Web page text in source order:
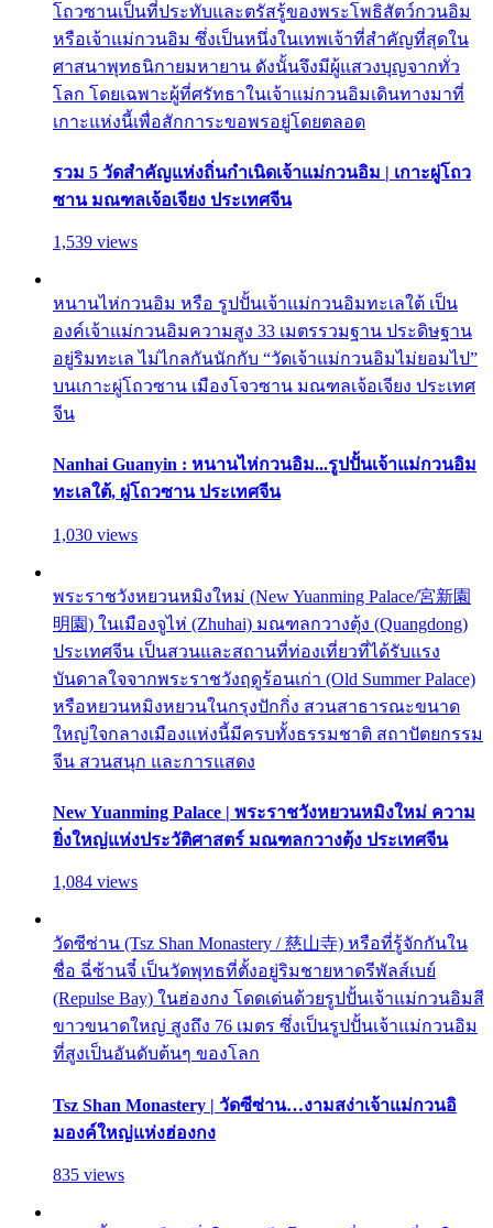
โถวซานเป็นที่ประทับและตรัสรู้ของพระโพธิสัตว์กวนอิม
หรือเจ้าแม่กวนอิม ซึ่งเป็นหนึ่งในเทพเจ้าที่สำคัญที่สุดใน
ศาสนาพุทธนิกายมหายาน ดังนั้นจึงมีผู้แสวงบุญจากทั่ว
โลก โดยเฉพาะผู้ที่ศรัทธาในเจ้าแม่กวนอิมเดินทางมาที่
เกาะแห่งนี้เพื่อสักการะขอพรอยู่โดยตลอด
รวม 5 วัดสำคัญแห่งถิ่นกำเนิดเจ้าแม่กวนอิม | เกาะผู่โถว
ซาน มณฑลเจ้อเจียง ประเทศจีน
1,539 views
หนานไห่กวนอิม หรือ รูปปั้นเจ้าแม่กวนอิมทะเลใต้ เป็น
องค์เจ้าแม่กวนอิมความสูง 33 เมตรรวมฐาน ประดิษฐาน
อยู่ริมทะเล ไม่ไกลกันนักกับ “วัดเจ้าแม่กวนอิมไม่ยอมไป”
บนเกาะผู่โถวซาน เมืองโจวซาน มณฑลเจ้อเจียง ประเทศ
จีน
Nanhai Guanyin : หนานไห่กวนอิม...รูปปั้นเจ้าแม่กวนอิม
ทะเลใต้, ผู่โถวซาน ประเทศจีน
1,030 views
พระราชวังหยวนหมิงใหม่ (New Yuanming Palace/宮新園
明園) ในเมืองจูไห่ (Zhuhai) มณฑลกวางตุ้ง (Quangdong)
ประเทศจีน เป็นสวนและสถานที่ท่องเที่ยวที่ได้รับแรง
บันดาลใจจากพระราชวังฤดูร้อนเก่า (Old Summer Palace)
หรือหยวนหมิงหยวนในกรุงปักกิ่ง สวนสาธารณะขนาด
ใหญ่ใจกลางเมืองแห่งนี้มีครบทั้งธรรมชาติ สถาปัตยกรรม
จีน สวนสนุก และการแสดง
New Yuanming Palace | พระราชวังหยวนหมิงใหม่ ความ
ยิ่งใหญ่แห่งประวัติศาสตร์ มณฑลกวางตุ้ง ประเทศจีน
1,084 views
วัดซีซ่าน (Tsz Shan Monastery / 慈山寺) หรือที่รู้จักกันใน
ชื่อ ฉี่ซ้านจี๋ เป็นวัดพุทธที่ตั้งอยู่ริมชายหาดรีพัลส์เบย์
(Repulse Bay) ในฮ่องกง โดดเด่นด้วยรูปปั้นเจ้าแม่กวนอิมสี
ขาวขนาดใหญ่ สูงถึง 76 เมตร ซึ่งเป็นรูปปั้นเจ้าแม่กวนอิม
ที่สูงเป็นอันดับต้นๆ ของโลก
Tsz Shan Monastery | วัดซีซ่าน…งามสง่าเจ้าแม่กวนอิ
มองค์ใหญ่แห่งฮ่องกง
835 views